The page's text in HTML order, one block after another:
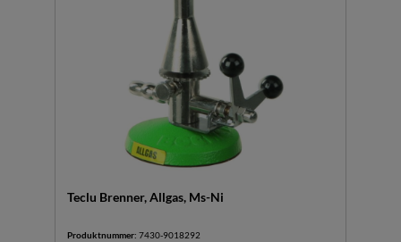
Teclu Brenner, Allgas, Ms-Ni
Produktnummer: 7430-9018292